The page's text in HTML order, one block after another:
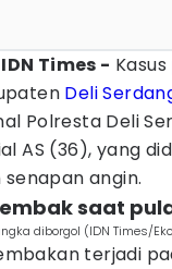
Times - Kasus
Deli
Polresta Deli
AS (36), yang
angin.
saat
diborgol (IDN Times/
terjadi